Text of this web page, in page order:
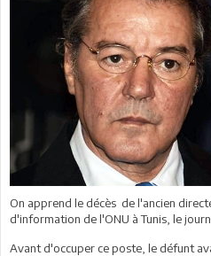
On apprend le décès de l'ancien
d'information de l'ONU à Tunis, le
Avant d'occuper ce poste, le défunt